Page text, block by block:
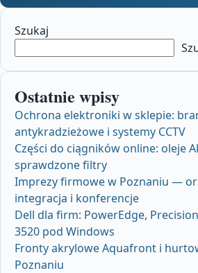
Szukaj
Ostatnie wpisy
Ochrona elektroniki w sklepie:
antykradzieżowe i systemy CCTV
Części do ciągników online: oleje
sprawdzone filtry
Imprezy firmowe w Poznaniu —
integracja i konferencje
Dell dla firm: PowerEdge,
3520 pod Windows
Fronty akrylowe Aquafront i
Poznaniu